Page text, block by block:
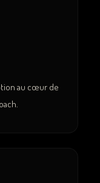
au cœur de